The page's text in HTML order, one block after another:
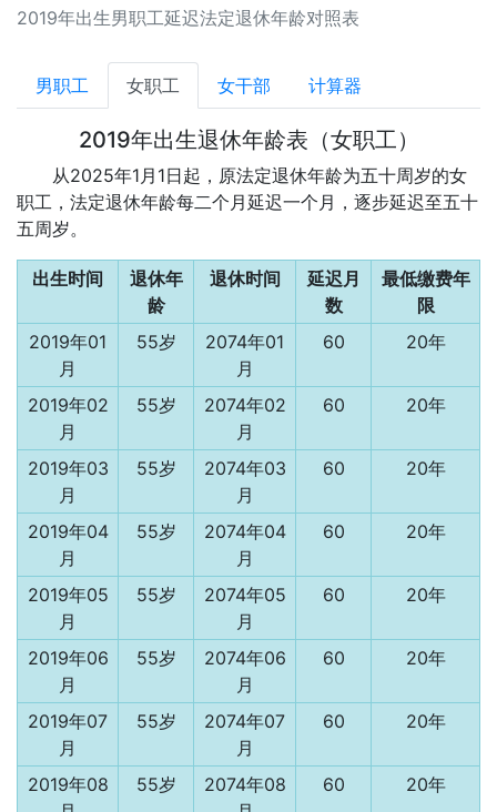
2019年出生男职工延迟法定退休年龄对照表
男职工 女职工 女干部 计算器
2019年出生退休年龄表（女职工）
从2025年1月1日起，原法定退休年龄为五十周岁的女
职工，法定退休年龄每二个月延迟一个月，逐步延迟至五十
五周岁。
出生时间
退休年
龄
退休时间
延迟月
数
最低缴费年
限
2019年01
月
55岁
2074年01
月
60 20年
2019年02
月
55岁
2074年02
月
60 20年
2019年03
月
55岁
2074年03
月
60 20年
2019年04
月
55岁
2074年04
月
60 20年
2019年05
月
55岁
2074年05
月
60 20年
2019年06
月
55岁
2074年06
月
60 20年
2019年07
月
55岁
2074年07
月
60 20年
2019年08
55岁
2074年08
60 20年